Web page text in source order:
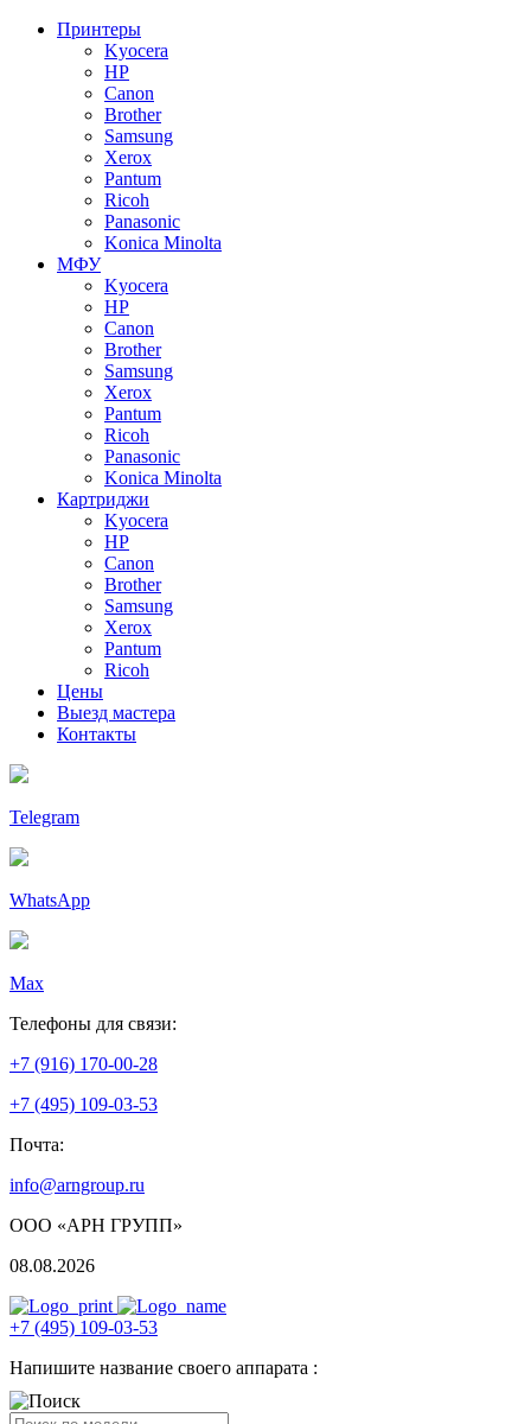
Принтеры
Kyocera
HP
Canon
Brother
Samsung
Xerox
Pantum
Ricoh
Panasonic
Konica Minolta
МФУ
Kyocera
HP
Canon
Brother
Samsung
Xerox
Pantum
Ricoh
Panasonic
Konica Minolta
Картриджи
Kyocera
HP
Canon
Brother
Samsung
Xerox
Pantum
Ricoh
Цены
Выезд мастера
Контакты
Telegram
WhatsApp
Max
Телефоны для связи:
+7 (916) 170-00-28
+7 (495) 109-03-53
Почта:
info@arngroup.ru
ООО «АРН ГРУПП»
08.08.2026
+7 (495) 109-03-53
Напишите название своего аппарата :